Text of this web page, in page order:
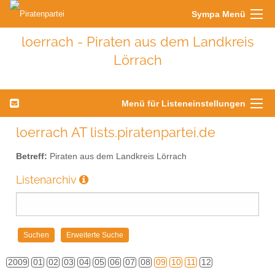
Sympa Menü
loerrach - Piraten aus dem Landkreis
Lörrach
Menü für Listeneinstellungen
loerrach AT lists.piratenpartei.de
Betreff: Piraten aus dem Landkreis Lörrach
Listenarchiv
2009 01 02 03 04 05 06 07 08 09 10 11 12